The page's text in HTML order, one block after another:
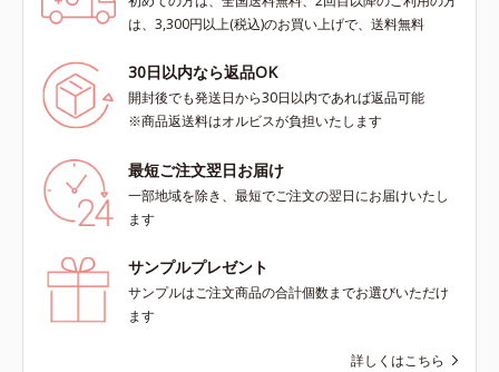
は、3,300円以上(税込)のお買い上げで、送料無料
30日以内なら返品OK
開封後でも発送日から30日以内であれば返品可能
※商品返送料はオルビスが負担いたします
最短ご注文翌日お届け
一部地域を除き、最短でご注文の翌日にお届けいたし
ます
サンプルプレゼント
サンプルはご注文商品の合計個数までお選びいただけ
ます
詳しくはこちら